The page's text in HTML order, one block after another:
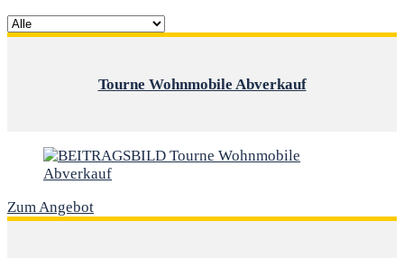
Tourne Wohnmobile Abverkauf
Zum Angebot